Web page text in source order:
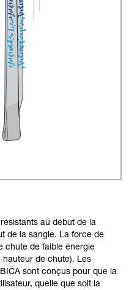
au début de la
de la sangle. La force de
chute de faible énergie
hauteur de chute). Les
sont conçus pour que la
quelle que soit la